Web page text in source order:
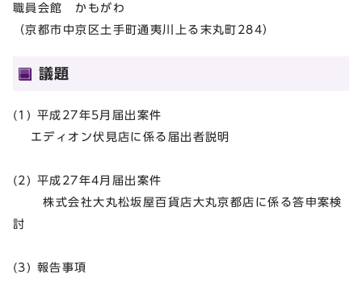
職員会館 かもがわ
（京都市中京区土手町通夷川上る末丸町284）
議題
(1) 平成27年5月届出案件
エディオン伏見店に係る届出者説明
(2) 平成27年4月届出案件
株式会社大丸松坂屋百貨店大丸京都店に係る答申案検
討
(3) 報告事項